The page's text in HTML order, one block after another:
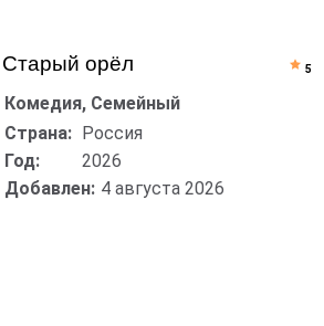
Старый орёл
Комедия, Семейный
Страна: Россия
Год:
2026
Добавлен: 4 августа 2026
5